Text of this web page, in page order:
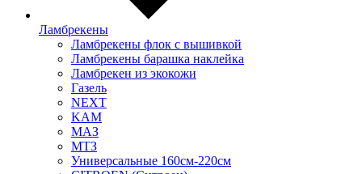
Ламбрекены
Ламбрекены флок с вышивкой
Ламбрекены барашка наклейка
Ламбрекен из экокожи
Газель
NEXT
KAM
МАЗ
МТЗ
Универсальные 160см-220см